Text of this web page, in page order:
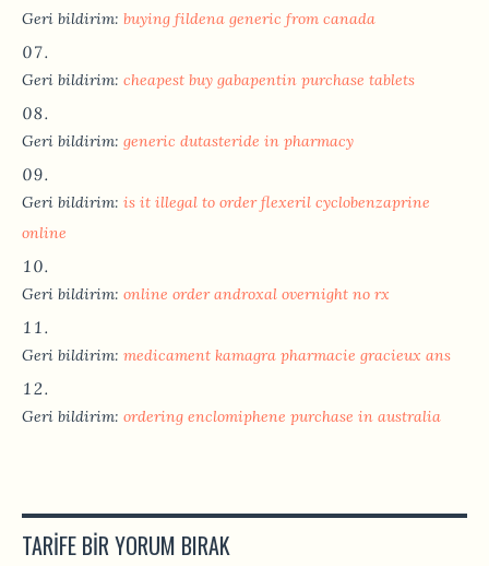
Geri bildirim: buying fildena generic from canada
Geri bildirim: cheapest buy gabapentin purchase tablets
Geri bildirim: generic dutasteride in pharmacy
Geri bildirim: is it illegal to order flexeril cyclobenzaprine
online
Geri bildirim: online order androxal overnight no rx
Geri bildirim: medicament kamagra pharmacie gracieux ans
Geri bildirim: ordering enclomiphene purchase in australia
TARIFE BIR YORUM BIRAK